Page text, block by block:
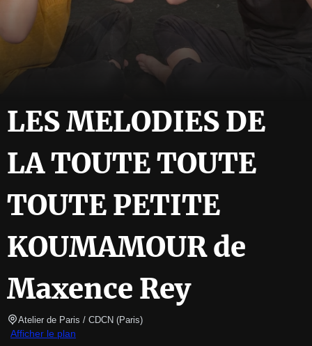
LES MELODIES DE
LA TOUTE TOUTE
TOUTE PETITE
KOUMAMOUR de
Maxence Rey
Atelier de Paris / CDCN (Paris)
Afficher le plan